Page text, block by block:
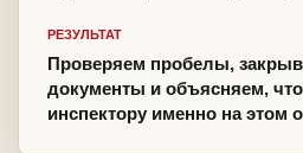
РЕЗУЛЬТАТ
Проверяем пробелы,
документы и объясняем,
инспектору именно на этом